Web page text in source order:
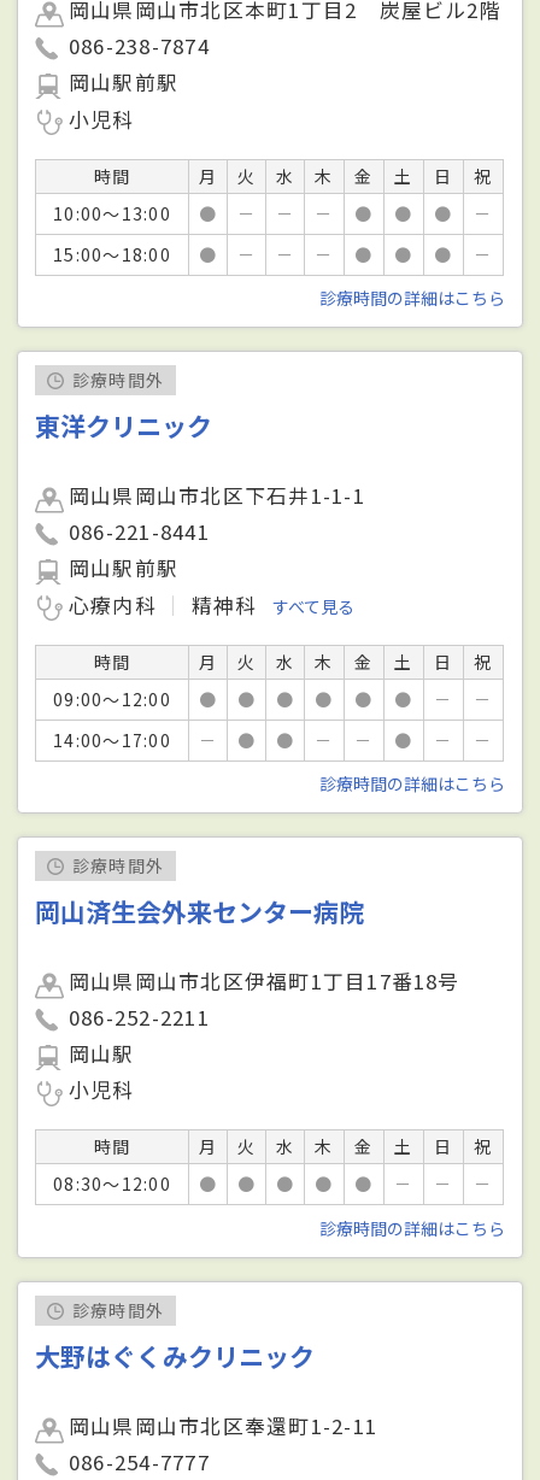
岡山県岡山市北区本町1丁目2 炭屋ビル2階
086-238-7874
岡山駅前駅
小児科
時間 月 火 水 木 金 土 日
祝
10:00～13:00
● － － － ● ● ●
－
15:00～18:00
● － － － ● ● ●
－
診療時間の詳細はこちら
診療時間外
東洋クリニック
岡山県岡山市北区下石井1-1-1
086-221-8441
岡山駅前駅
心療内科
精神科 すべて見る
時間 月 火 水 木 金 土 日
祝
09:00～12:00
● ● ● ● ● ● －
－
14:00～17:00
－ ● ● － － ● －
－
診療時間の詳細はこちら
診療時間外
岡山済生会外来センター病院
岡山県岡山市北区伊福町1丁目17番18号
086-252-2211
岡山駅
小児科
時間 月 火 水 木 金 土 日
祝
08:30～12:00
● ● ● ● ● － －
－
診療時間の詳細はこちら
診療時間外
大野はぐくみクリニック
岡山県岡山市北区奉還町1-2-11
086-254-7777